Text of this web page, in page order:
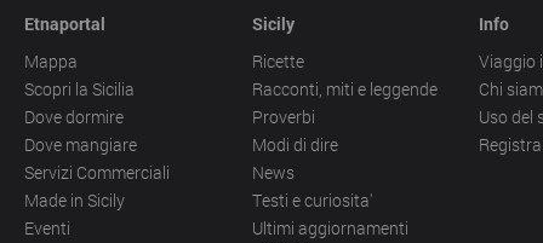
Etnaportal
Mappa
Scopri la Sicilia
Dove dormire
Dove mangiare
Servizi Commerciali
Made in Sicily
Eventi
Sicily
Ricette
Racconti, miti e leggende
Proverbi
Modi di dire
News
Testi e curiosita'
Ultimi aggiornamenti
Info
Viaggio
Chi
Uso del